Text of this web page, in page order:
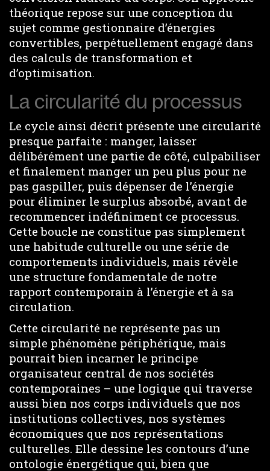
théorique repose sur une conception du
sujet comme gestionnaire d’énergies
convertibles, perpétuellement engagé dans
des calculs de transformation et
d’optimisation.
La circularité du processus
Le cycle ainsi décrit présente une circularité
presque parfaite : manger, laisser
délibérément une partie de côté, culpabiliser
et finalement manger un peu plus pour ne
pas gaspiller, puis dépenser de l’énergie
pour éliminer le surplus absorbé, avant de
recommencer indéfiniment ce processus.
Cette boucle ne constitue pas simplement
une habitude culturelle ou une série de
comportements individuels, mais révèle
une structure fondamentale de notre
rapport contemporain à l’énergie et à sa
circulation.
Cette circularité ne représente pas un
simple phénomène périphérique, mais
pourrait bien incarner le principe
organisateur central de nos sociétés
contemporaines – une logique qui traverse
aussi bien nos corps individuels que nos
institutions collectives, nos systèmes
économiques que nos représentations
culturelles. Elle dessine les contours d’une
ontologie énergétique qui, bien que